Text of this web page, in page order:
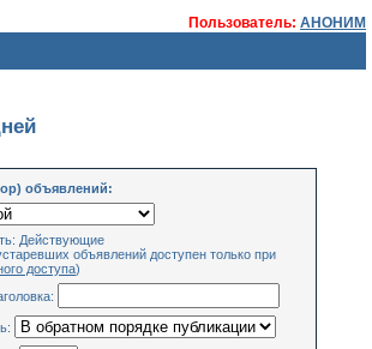
Пользователь: АНОНИМ
объявлений:
Действующие
объявлений доступен только при
доступа)